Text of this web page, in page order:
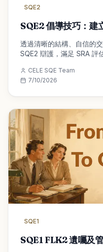
SQE2
SQE2 倡導技巧：建
透過清晰的結構、自信的
SQE2 辯護，滿足 SRA 評
CELE SQE Team
7/10/2026
SQE1
SQE1 FLK2 遺囑及